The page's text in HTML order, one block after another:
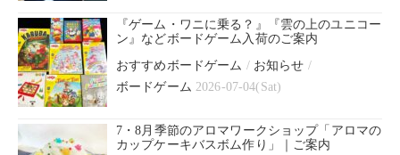
『ゲーム・ワニに乗る？』『雲の上のユニコー
ン』などボードゲーム入荷のご案内
おすすめボードゲーム / お知らせ /
ボードゲーム 2026-07-04(Sat)
7・8月季節のアロマワークショップ「アロマの
カップケーキバスボム作り」｜ご案内